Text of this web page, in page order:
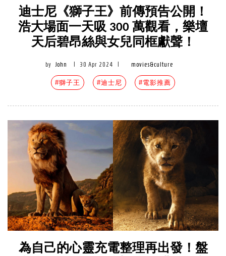
迪士尼《獅子王》前傳預告公開！
浩大場面一天吸 300 萬觀看，樂壇
天后碧昂絲與女兒同框獻聲！
by John 30 Apr 2024 movies&culture
#獅子王 #迪士尼 #電影推薦
為自己的心靈充電整理再出發！盤